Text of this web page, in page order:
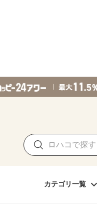
カテゴリ一覧